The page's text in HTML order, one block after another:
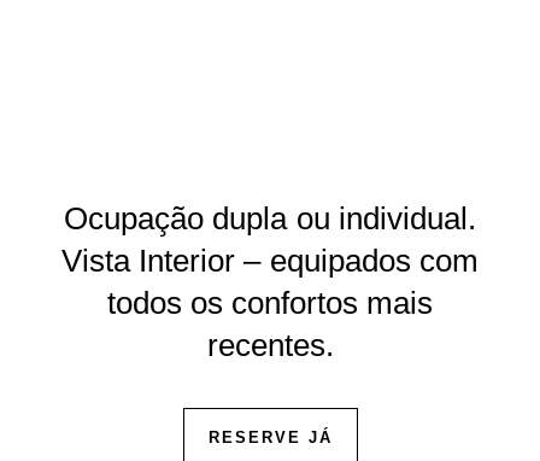
Ocupação dupla ou individual.
Vista Interior – equipados com
todos os confortos mais
recentes.
RESERVE JÁ